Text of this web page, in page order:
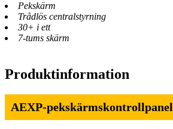
Pekskärm
Trådlös centralstyrning
30+ i ett
7-tums skärm
Produktinformation
AEXP-pekskärmskontrollpanel